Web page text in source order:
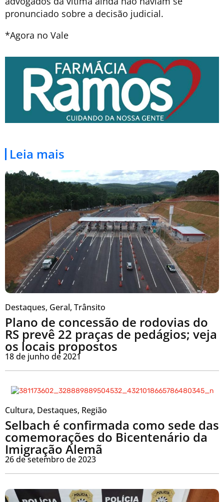
pronunciado sobre a decisão judicial.
*Agora no Vale
Leia mais
Destaques, Geral, Trânsito
Plano de concessão de rodovias do
RS prevê 22 praças de pedágios; veja
os locais propostos
18 de junho de 2021
Cultura, Destaques, Região
Selbach é confirmada como sede das
comemorações do Bicentenário da
Imigração Alemã
26 de setembro de 2023